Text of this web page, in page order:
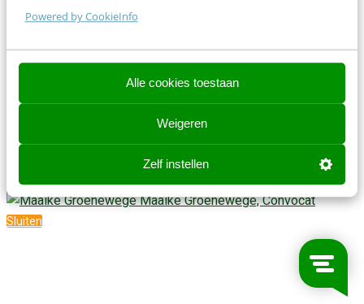
Powered by CookieInfo
Alle cookies toestaan
Weigeren
Zelf instellen
#conversationdesign #Claude #prompten
Type
Niveau
Sprekers
Maaike Groenewege, Convocat
Sluiten